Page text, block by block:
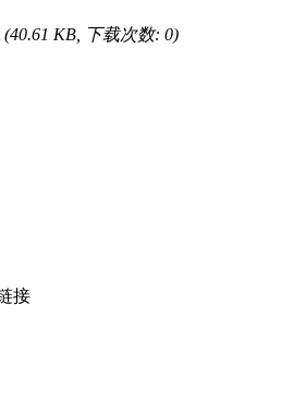
(40.61 KB, 下载次数: 0)
接